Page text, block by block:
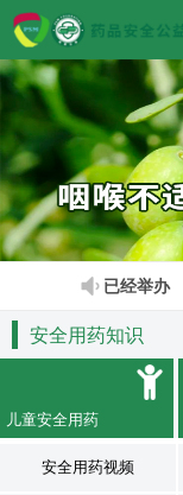
已经举办
安全用药知识
儿童安全用药
安全用药视频